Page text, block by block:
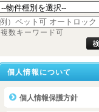
複数キーワード可
個人情報について
個人情報保護方針